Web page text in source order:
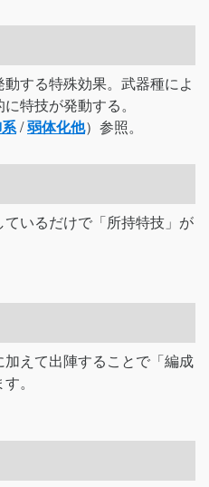
する特殊効果。武器種によ
特技が発動する。
/弱体化他）参照。
いるだけで「所持特技」が
えて出陣することで「編成
。